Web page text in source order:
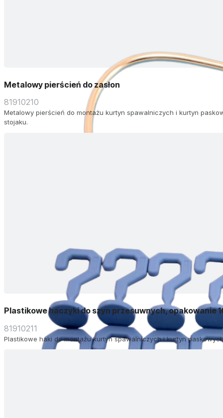
Metalowy pierścień do zasłon
81910210
Metalowy pierścień do montażu kurtyn spawalniczych i kurtyn
stojaku.
Plastikowe haczyki do szyn przesuwnych, opakowanie
81910211
Plastikowe haki do montażu kurtyn spawalniczych i kurtyn